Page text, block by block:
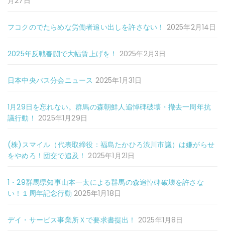
フコクのでたらめな労働者追い出しを許さない！ 2025年2月14日
2025年反戦春闘で大幅賃上げを！ 2025年2月3日
日本中央バス分会ニュース 2025年1月31日
1月29日を忘れない。群馬の森朝鮮人追悼碑破壊・撤去一周年抗
議行動！ 2025年1月29日
(株)スマイル（代表取締役：福島たかひろ渋川市議）は嫌がらせ
をやめろ！団交で追及！ 2025年1月21日
1・29群馬県知事山本一太による群馬の森追悼碑破壊を許さな
い！１周年記念行動 2025年1月18日
デイ・サービス事業所Ｘで要求書提出！ 2025年1月8日